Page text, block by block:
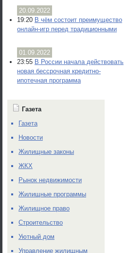
20.09.2022
19:20 В чём состоит преимущество
онлайн-игр перед традиционными
01.09.2022
23:55 В России начала действовать
новая бессрочная кредитно-
ипотечная программа
Газета
Газета
Новости
Жилищные законы
ЖКХ
Рынок недвижимости
Жилищные программы
Жилищное право
Строительство
Уютный дом
Управление жилищным